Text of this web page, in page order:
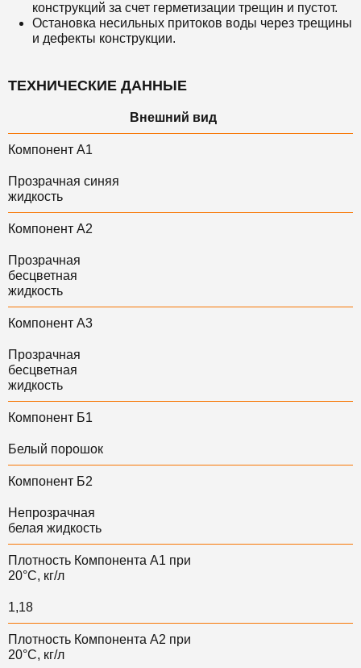
конструкций за счет герметизации трещин и пустот.
Остановка несильных притоков воды через трещины
и дефекты конструкции.
ТЕХНИЧЕСКИЕ ДАННЫЕ
Внешний вид
Компонент А1
Прозрачная синяя
жидкость
Компонент А2
Прозрачная
бесцветная
жидкость
Компонент А3
Прозрачная
бесцветная
жидкость
Компонент Б1
Белый порошок
Компонент Б2
Непрозрачная
белая жидкость
Плотность Компонента А1 при
20°С, кг/л
1,18
Плотность Компонента А2 при
20°С, кг/л